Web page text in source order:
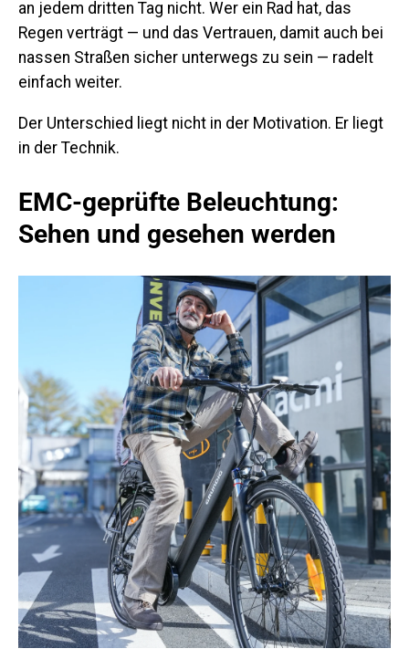
an jedem dritten Tag nicht. Wer ein Rad hat, das
Regen verträgt — und das Vertrauen, damit auch bei
nassen Straßen sicher unterwegs zu sein — radelt
einfach weiter.
Der Unterschied liegt nicht in der Motivation. Er liegt
in der Technik.
EMC-geprüfte Beleuchtung:
Sehen und gesehen werden